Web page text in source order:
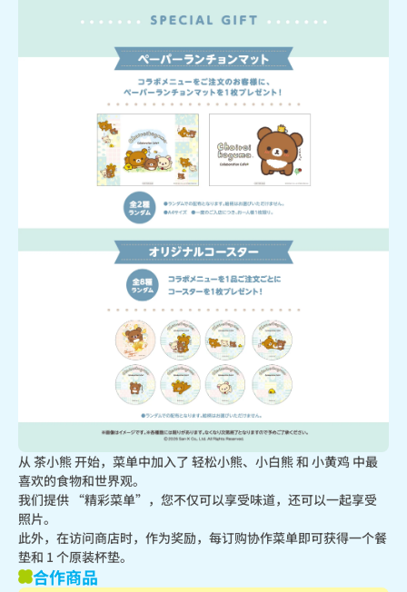
从 茶小熊 开始，菜单中加入了 轻松小熊、小白熊 和 小黄鸡 中最
喜欢的食物和世界观。
我们提供 “精彩菜单”，您不仅可以享受味道，还可以一起享受
照片。
此外，在访问商店时，作为奖励，每订购协作菜单即可获得一个餐
垫和 1 个原装杯垫。
合作商品